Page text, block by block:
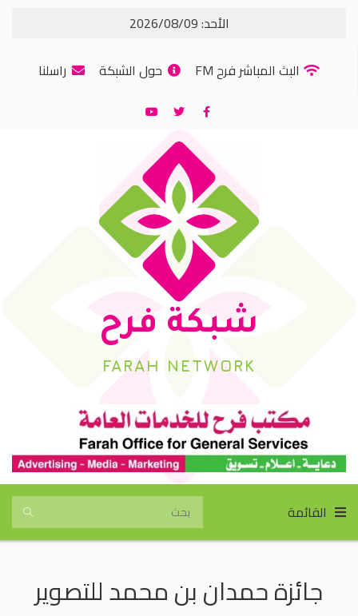
الأحد: 2026/08/09
البث المباشر فرح FM
حول الشبكة راسلنا
شبكة فرح
FARAH NETWORK
القائمة
جائزة حمدان بن محمد للتصوير